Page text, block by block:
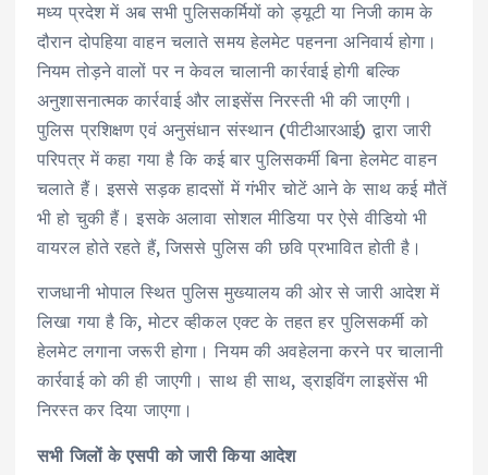
मध्य प्रदेश में अब सभी पुलिसकर्मियों को ड्यूटी या निजी काम के
दौरान दोपहिया वाहन चलाते समय हेलमेट पहनना अनिवार्य होगा।
नियम तोड़ने वालों पर न केवल चालानी कार्रवाई होगी बल्कि
अनुशासनात्मक कार्रवाई और लाइसेंस निरस्ती भी की जाएगी।
पुलिस प्रशिक्षण एवं अनुसंधान संस्थान (पीटीआरआई) द्वारा जारी
परिपत्र में कहा गया है कि कई बार पुलिसकर्मी बिना हेलमेट वाहन
चलाते हैं। इससे सड़क हादसों में गंभीर चोटें आने के साथ कई मौतें
भी हो चुकी हैं। इसके अलावा सोशल मीडिया पर ऐसे वीडियो भी
वायरल होते रहते हैं, जिससे पुलिस की छवि प्रभावित होती है।
राजधानी भोपाल स्थित पुलिस मुख्यालय की ओर से जारी आदेश में
लिखा गया है कि, मोटर व्हीकल एक्ट के तहत हर पुलिसकर्मी को
हेलमेट लगाना जरूरी होगा। नियम की अवहेलना करने पर चालानी
कार्रवाई को की ही जाएगी। साथ ही साथ, ड्राइविंग लाइसेंस भी
निरस्त कर दिया जाएगा।
सभी जिलों के एसपी को जारी किया आदेश